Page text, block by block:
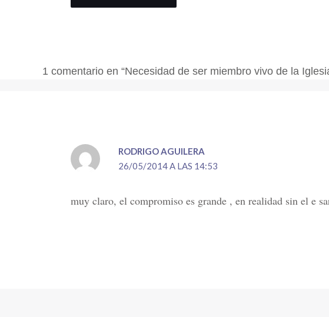
1 comentario en “Necesidad de ser miembro vivo de la
RODRIGO AGUILERA
26/05/2014 A LAS 14:53
muy claro, el compromiso es grande , en realidad sin el e